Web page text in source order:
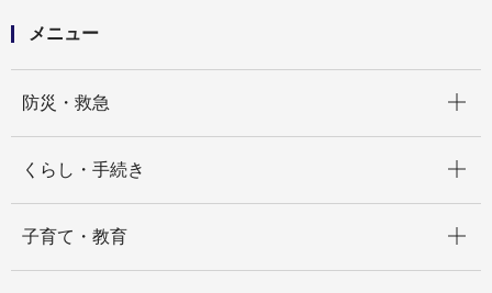
メニュー
防災・救急
くらし・手続き
子育て・教育